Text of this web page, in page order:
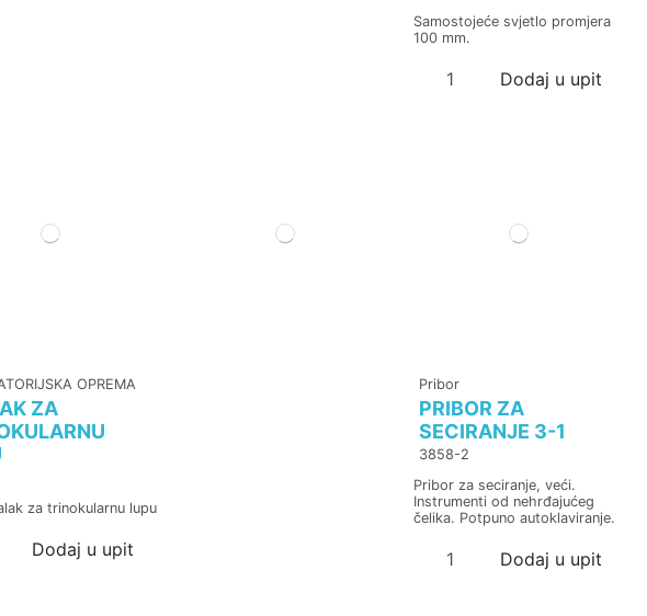
Samostojeće svjetlo promjera
100 mm.
Dodaj u upit
OPREMA
ZA
za trinokularnu lupu
Dodaj u upit
Pribor
PRIBOR ZA
SECIRANJE 3-1
3858-2
Pribor za seciranje, veći.
Instrumenti od nehrđajućeg
čelika. Potpuno autoklaviranje.
Dodaj u upit